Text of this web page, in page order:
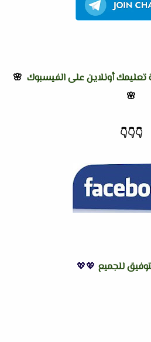
أونلاين على الفيسبوك 🌸
🌸
👇
👇
👇
للجميع 💖💖